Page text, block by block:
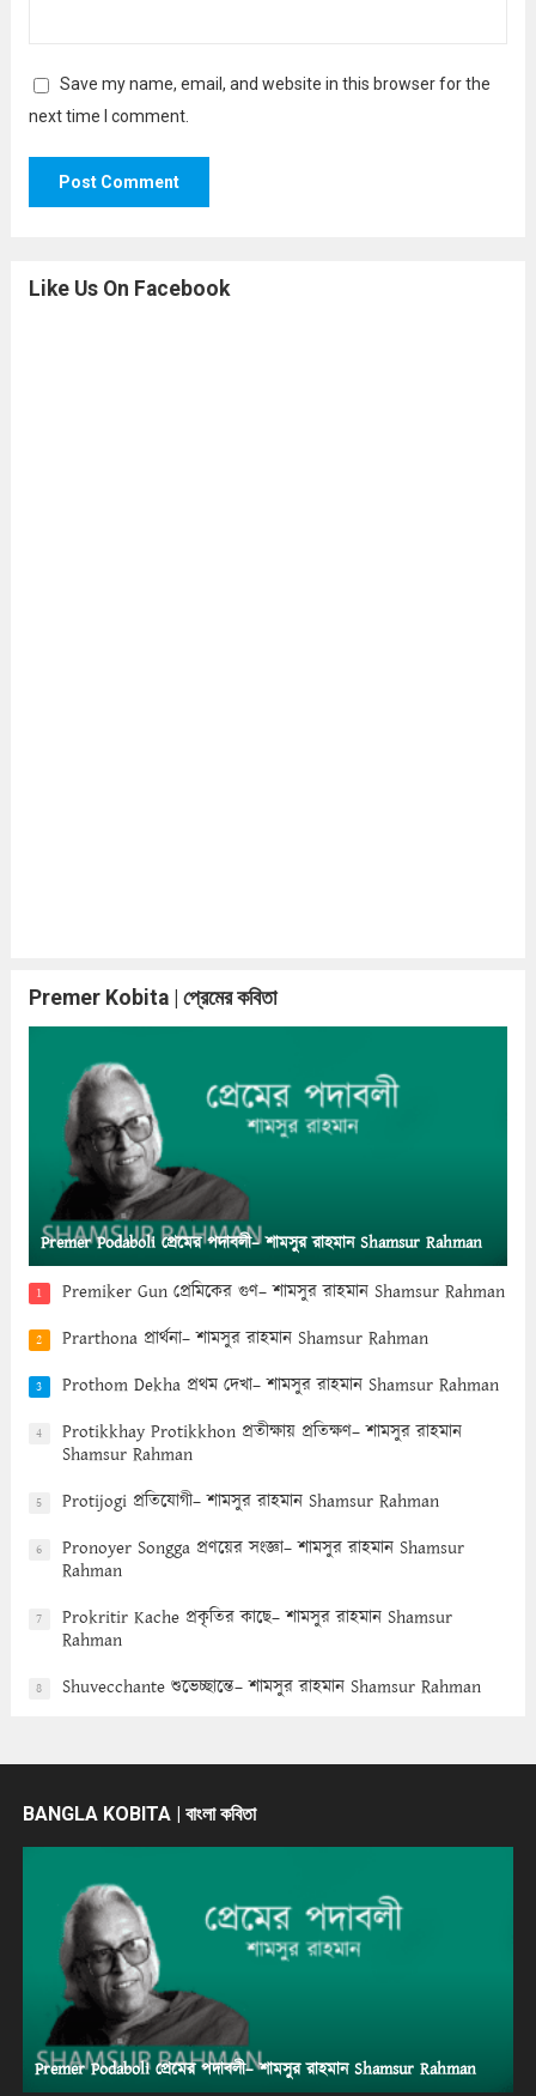
Save my name, email, and website in this browser for the
next time I comment.
Like Us On Facebook
Premer Kobita | প্রেমের কবিতা
Premer Podaboli প্রেমের পদাবলী– শামসুর রাহমান Shamsur Rahman
1 Premiker Gun প্রেমিকের গুণ– শামসুর রাহমান Shamsur Rahman
2 Prarthona প্রার্থনা– শামসুর রাহমান Shamsur Rahman
3 Prothom Dekha প্রথম দেখা– শামসুর রাহমান Shamsur Rahman
4
Protikkhay Protikkhon প্রতীক্ষায় প্রতিক্ষণ– শামসুর রাহমান
Shamsur Rahman
5 Protijogi প্রতিযোগী– শামসুর রাহমান Shamsur Rahman
6
Pronoyer Songga প্রণয়ের সংজ্ঞা– শামসুর রাহমান Shamsur
Rahman
7
Prokritir Kache প্রকৃতির কাছে– শামসুর রাহমান Shamsur
Rahman
8 Shuvecchante শুভেচ্ছান্তে– শামসুর রাহমান Shamsur Rahman
BANGLA KOBITA | বাংলা কবিতা
Premer Podaboli প্রেমের পদাবলী– শামসুর রাহমান Shamsur Rahman